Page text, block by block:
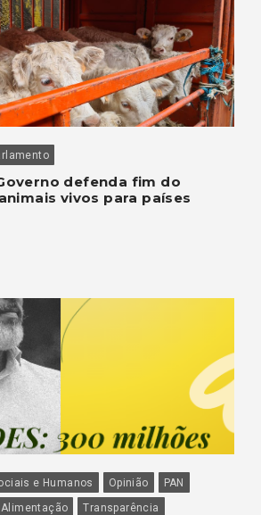
defenda fim do
vivos para países
e Humanos Opinião
PAN
Transparência